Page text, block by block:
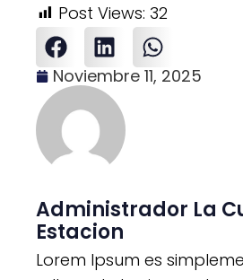
Post Views: 32
Noviembre 11, 2025
Administrador La
Estacion
Lorem Ipsum es